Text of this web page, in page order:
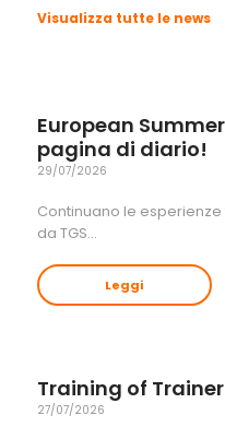
Visualizza tutte le news
European
pagina di diario!
29/07/2026
Continuano le
da TGS…
Leggi
Training of
27/07/2026